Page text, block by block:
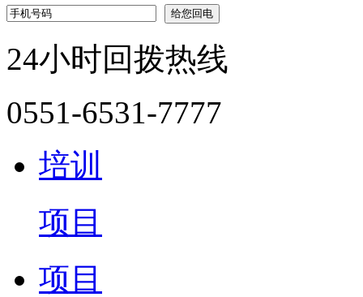
24小时回拨热线
0551-6531-7777
培训
项目
项目